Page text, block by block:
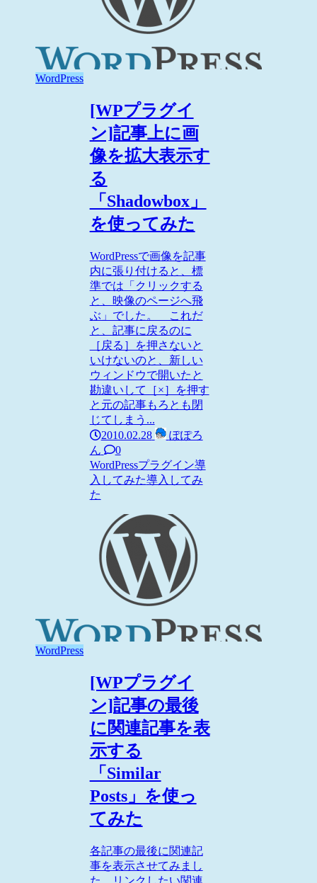
WordPress
[WPプラグイ
ン]記事上に画
像を拡大表示す
る
「Shadowbox」
を使ってみた
WordPressで画像を記事
内に張り付けると、標
準では「クリックする
と、映像のページへ飛
ぶ」でした。 これだ
と、記事に戻るのに
［戻る］を押さないと
いけないのと、新しい
ウィンドウで開いたと
勘違いして［×］を押す
と元の記事もろとも閉
じてしまう...
2010.02.28
ぽぽろ
ん
0
WordPressプラグイン導
入してみた導入してみ
た
WordPress
[WPプラグイ
ン]記事の最後
に関連記事を表
示する
「Similar
Posts」を使っ
てみた
各記事の最後に関連記
事を表示させてみまし
た。リンクしたい関連